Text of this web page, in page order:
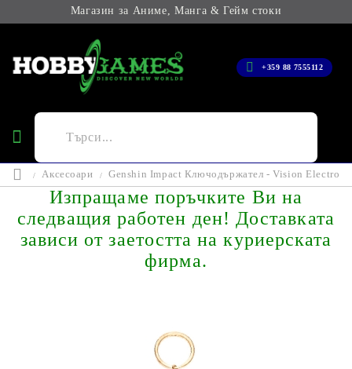
Магазин за Аниме, Манга & Гейм стоки
+359 88 7555112
Аксесоари Genshin Impact Ключодържател - Vision Electro
Изпращаме поръчките Ви на
следващия работен ден! Доставката
зависи от заетостта на куриерската
фирма.